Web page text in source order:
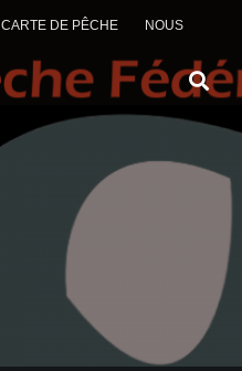
CARTE DE PÊCHE
NOUS